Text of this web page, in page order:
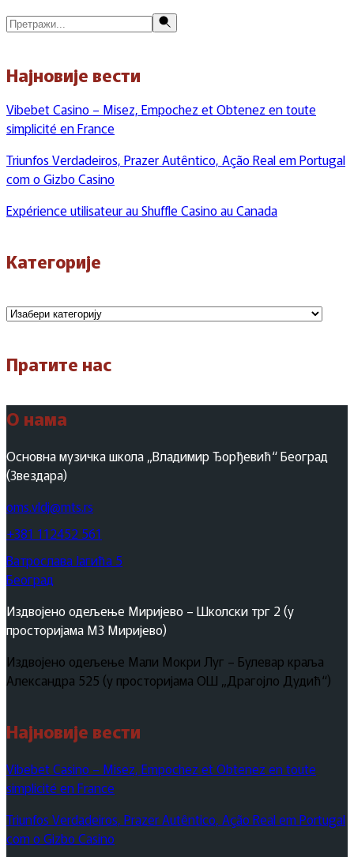
Претражи
Најновије вести
Vibebet Casino – Misez, Empochez et Obtenez en toute
simplicité en France
Triunfos Verdadeiros, Prazer Autêntico, Ação Real em Portugal
com o Gizbo Casino
Expérience utilisateur au Shuffle Casino au Canada
Категорије
Категорије
Пратите нас
О нама
Основна музичка школа „Владимир Ђорђевић“ Београд
(Звездара)
oms.vldj@mts.rs
+381 112452 561
Ватрослава Јагића 5
Београд
Издвојено одељење Миријево – Школски трг 2 (у
просторијама МЗ Миријево)
Издвојено одељење Мали Мокри Луг – Булевар краља
Александра 525 (у просторијама ОШ „Драгојло Дудић“)
Најновије вести
Vibebet Casino – Misez, Empochez et Obtenez en toute
simplicité en France
Triunfos Verdadeiros, Prazer Autêntico, Ação Real em Portugal
com o Gizbo Casino